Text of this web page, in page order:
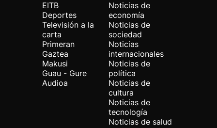
EITB
Deportes
Televisión a la
carta
Primeran
Gaztea
Makusi
Guau - Gure
Audioa
Noticias de
economía
Noticias de
sociedad
Noticias
internacionales
Noticias de
política
Noticias de
cultura
Noticias de
tecnología
Noticias de salud